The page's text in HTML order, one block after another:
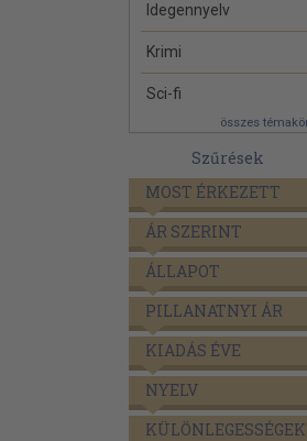
Idegennyelv
Krimi
Sci-fi
összes
Szűrések
MOST ÉRKEZETT
ÁR SZERINT
ÁLLAPOT
PILLANATNYI ÁR
KIADÁS ÉVE
NYELV
KÜLÖNLEGESSÉGEK